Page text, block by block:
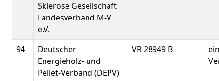
Sklerose Gesellschaft
Landesverband M-V
e.V.
94
Deutscher
Energieholz- und
Pellet-Verband (DEPV)
VR 28949 B